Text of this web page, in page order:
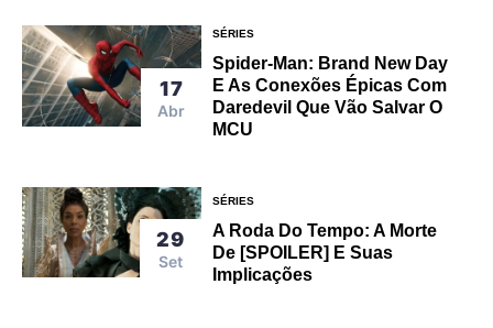
17
Abr
SÉRIES
Spider-Man: Brand New Day
E As Conexões Épicas Com
Daredevil Que Vão Salvar O
MCU
29
Set
SÉRIES
A Roda Do Tempo: A Morte
De [SPOILER] E Suas
Implicações